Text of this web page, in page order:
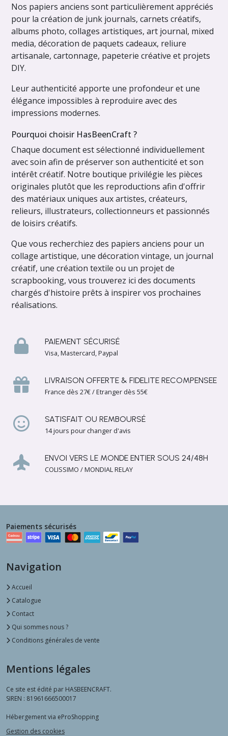
Nos papiers anciens sont particulièrement appréciés
pour la création de junk journals, carnets créatifs,
albums photo, collages artistiques, art journal, mixed
media, décoration de paquets cadeaux, reliure
artisanale, cartonnage, papeterie créative et projets
DIY.
Leur authenticité apporte une profondeur et une
élégance impossibles à reproduire avec des
impressions modernes.
Pourquoi choisir HasBeenCraft ?
Chaque document est sélectionné individuellement
avec soin afin de préserver son authenticité et son
intérêt créatif. Notre boutique privilégie les pièces
originales plutôt que les reproductions afin d'offrir
des matériaux uniques aux artistes, créateurs,
relieurs, illustrateurs, collectionneurs et passionnés
de loisirs créatifs.
Que vous recherchiez des papiers anciens pour un
collage artistique, une décoration vintage, un journal
créatif, une création textile ou un projet de
scrapbooking, vous trouverez ici des documents
chargés d'histoire prêts à inspirer vos prochaines
réalisations.
PAIEMENT SÉCURISÉ
Visa, Mastercard, Paypal
LIVRAISON OFFERTE & FIDELITE RECOMPENSEE
France dès 27€ / Etranger dès 55€
SATISFAIT OU REMBOURSÉ
14 jours pour changer d'avis
ENVOI VERS LE MONDE ENTIER SOUS 24/48H
COLISSIMO / MONDIAL RELAY
Paiements sécurisés
Navigation
Accueil
Catalogue
Contact
Qui sommes nous ?
Conditions générales de vente
Mentions légales
Ce site est édité par HASBEENCRAFT.
SIREN : 81961666500017
Hébergement via eProShopping
Gestion des cookies